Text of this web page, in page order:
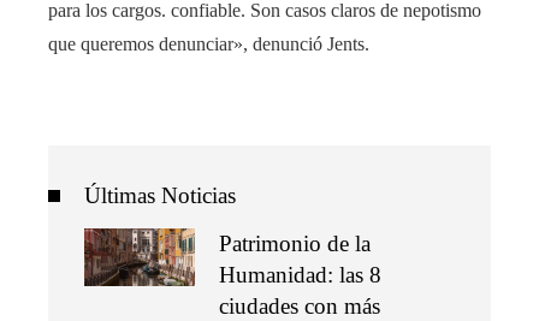
para los cargos. confiable. Son casos claros de nepotismo
que queremos denunciar», denunció Jents.
Últimas Noticias
Patrimonio de la
Humanidad: las 8
ciudades con más